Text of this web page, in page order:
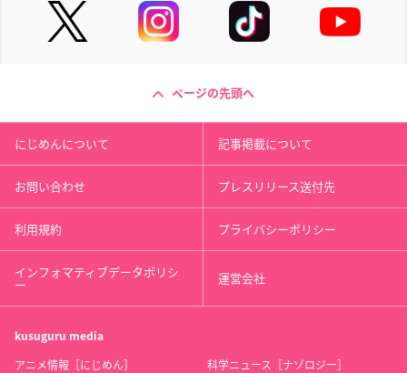
ページの先頭へ
にじめんについて 記事掲載について
お問い合わせ プレスリリース送付先
利用規約 プライバシーポリシー
インフォマティブデータポリシ
ー 運営会社
kusuguru media
アニメ情報［にじめん］ 科学ニュース［ナゾロジー］